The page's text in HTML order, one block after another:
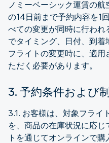
ノミーベーシック運賃の
の14日前まで予約内容を1
べての変更が同時に行わ
でタイミング、日付、到着
フライトの変更時に、適
ただく必要があります。
3. 予約条件および
3.1. お客様は、対象フラ
を、商品の在庫状況に応
トを通じてオンラインで購